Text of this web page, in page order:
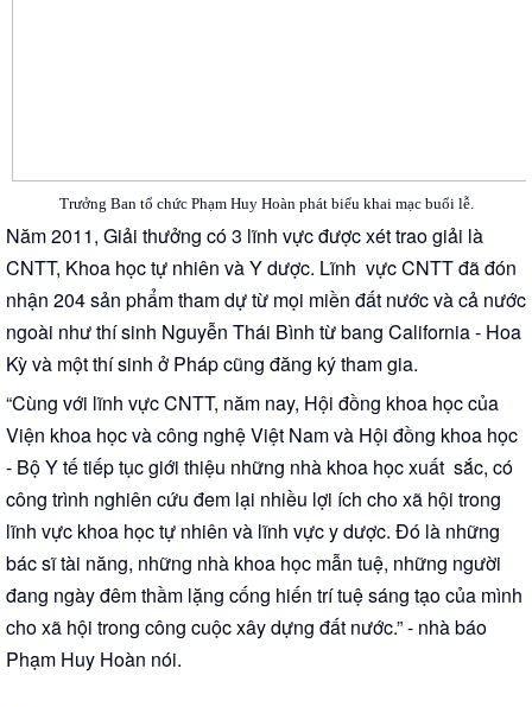
Trưởng Ban tổ chức Phạm Huy Hoàn phát biểu khai mạc buổi lễ.
Năm 2011, Giải thưởng có 3 lĩnh vực được xét trao giải là
CNTT, Khoa học tự nhiên và Y dược. Lĩnh vực CNTT đã đón
nhận 204 sản phẩm tham dự từ mọi miền đất nước và cả nước
ngoài như thí sinh Nguyễn Thái Bình từ bang California - Hoa
Kỳ và một thí sinh ở Pháp cũng đăng ký tham gia.
“Cùng với lĩnh vực CNTT, năm nay, Hội đồng khoa học của
Viện khoa học và công nghệ Việt Nam và Hội đồng khoa học
- Bộ Y tế tiếp tục giới thiệu những nhà khoa học xuất sắc, có
công trình nghiên cứu đem lại nhiều lợi ích cho xã hội trong
lĩnh vực khoa học tự nhiên và lĩnh vực y dược. Đó là những
bác sĩ tài năng, những nhà khoa học mẫn tuệ, những người
đang ngày đêm thầm lặng cống hiến trí tuệ sáng tạo của mình
cho xã hội trong công cuộc xây dựng đất nước.” - nhà báo
Phạm Huy Hoàn nói.